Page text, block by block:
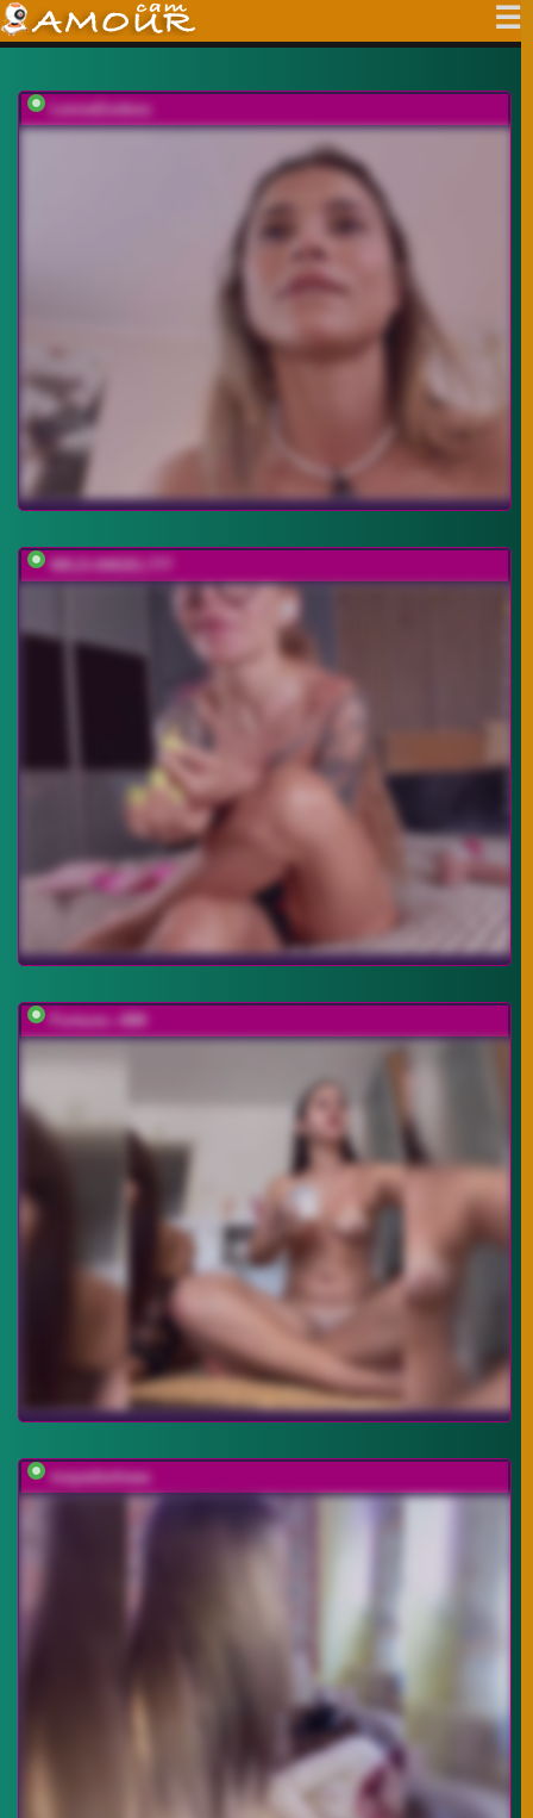
LennaGodess
WILD-ANGEL777
Fortune---888
mayadashaaa